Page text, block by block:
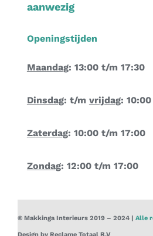
aanwezig
Openingstijden
Maandag: 13:00 t/m 17:30
Dinsdag: t/m vrijdag:
Zaterdag: 10:00 t/m 17:00
Zondag: 12:00 t/m 17:00
© Makkinga Interieurs 2019 – 2024 | Alle